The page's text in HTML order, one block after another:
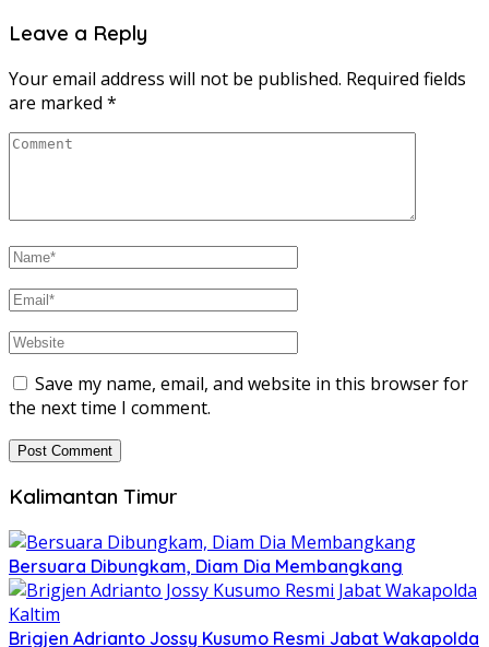
Leave a Reply
Your email address will not be published. Required fields
are marked *
Save my name, email, and website in this browser for
the next time I comment.
Kalimantan Timur
Bersuara Dibungkam, Diam Dia Membangkang
Brigjen Adrianto Jossy Kusumo Resmi Jabat Wakapolda